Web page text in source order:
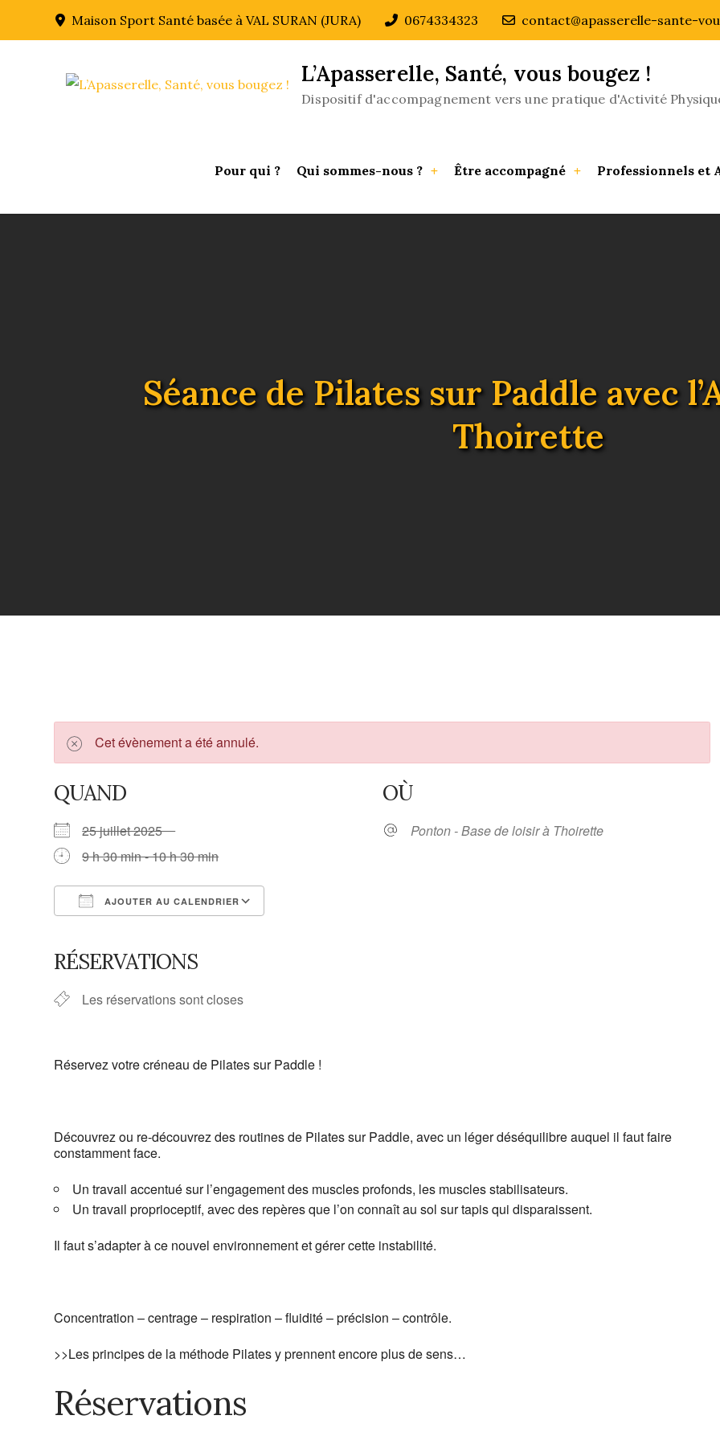
Maison Sport Santé basée à VAL SURAN (JURA) 0674334323 contact@apasserelle-sante-
L’Apasserelle, Santé, vous bougez !
Dispositif d'accompagnement vers une pratique d'Activité
Pour qui ? Qui sommes-nous ? Être accompagné Professionnels et
Séance de Pilates sur Paddle avec
Thoirette
Cet évènement a été annulé.
QUAND
25 juillet 2025
9 h 30 min - 10 h 30 min
AJOUTER AU CALENDRIER
RÉSERVATIONS
Les réservations sont closes
OÙ
Ponton - Base de loisir à Thoirette
Réservez votre créneau de Pilates sur Paddle !
Découvrez ou re-découvrez des routines de Pilates sur Paddle, avec un léger déséquilibre auquel il faut faire
constamment face.
Un travail accentué sur l’engagement des muscles profonds, les muscles stabilisateurs.
Un travail proprioceptif, avec des repères que l’on connaît au sol sur tapis qui disparaissent.
Il faut s’adapter à ce nouvel environnement et gérer cette instabilité.
Concentration – centrage – respiration – fluidité – précision – contrôle.
>>Les principes de la méthode Pilates y prennent encore plus de sens…
Réservations